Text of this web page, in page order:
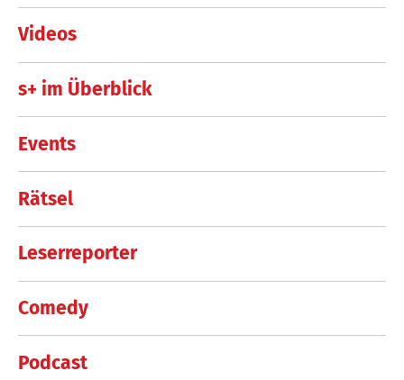
Videos
s+ im Überblick
Events
Rätsel
Leserreporter
Comedy
Podcast